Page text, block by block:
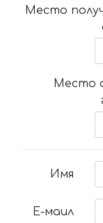
Место
Место
Имя
Е-маил